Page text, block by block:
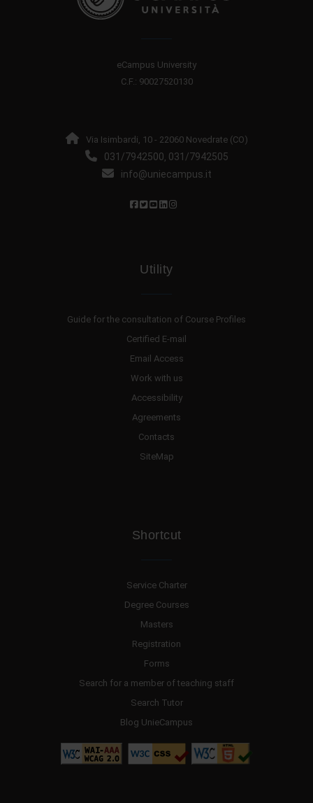
eCampus University
C.F.: 90027520130
Via Isimbardi, 10 - 22060 Novedrate (CO)
031/7942500, 031/7942505
info@uniecampus.it
Utility
Guide for the consultation of Course Profiles
Certified E-mail
Email Access
Work with us
Accessibility
Agreements
Contacts
SiteMap
Shortcut
Service Charter
Degree Courses
Masters
Registration
Forms
Search for a member of teaching staff
Search Tutor
Blog UnieCampus